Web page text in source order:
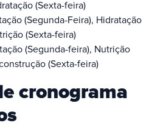
(Sexta-feira)
(Segunda-Feira), Hidratação
(Sexta-feira)
(Segunda-feira), Nutrição
(Sexta-feira)
cronograma